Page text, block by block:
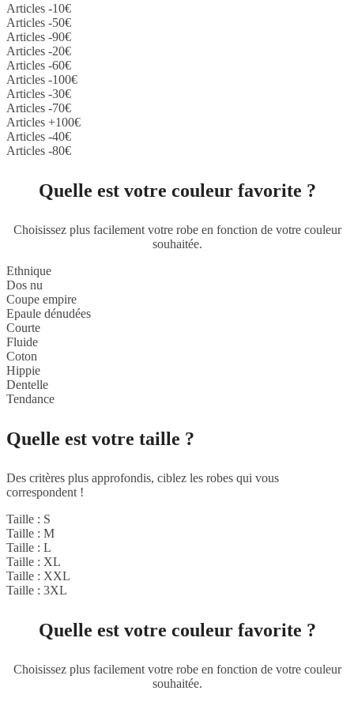
Articles -10€
Articles -50€
Articles -90€
Articles -20€
Articles -60€
Articles -100€
Articles -30€
Articles -70€
Articles +100€
Articles -40€
Articles -80€
Quelle est votre couleur favorite ?
Choisissez plus facilement votre robe en fonction de votre couleur
souhaitée.
Ethnique
Dos nu
Coupe empire
Epaule dénudées
Courte
Fluide
Coton
Hippie
Dentelle
Tendance
Quelle est votre taille ?
Des critères plus approfondis, ciblez les robes qui vous
correspondent !
Taille : S
Taille : M
Taille : L
Taille : XL
Taille : XXL
Taille : 3XL
Quelle est votre couleur favorite ?
Choisissez plus facilement votre robe en fonction de votre couleur
souhaitée.